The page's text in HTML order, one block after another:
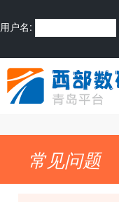
用户名:
常见问题